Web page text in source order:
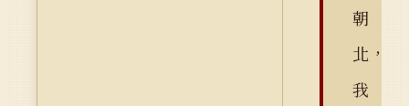
朝
北，
我